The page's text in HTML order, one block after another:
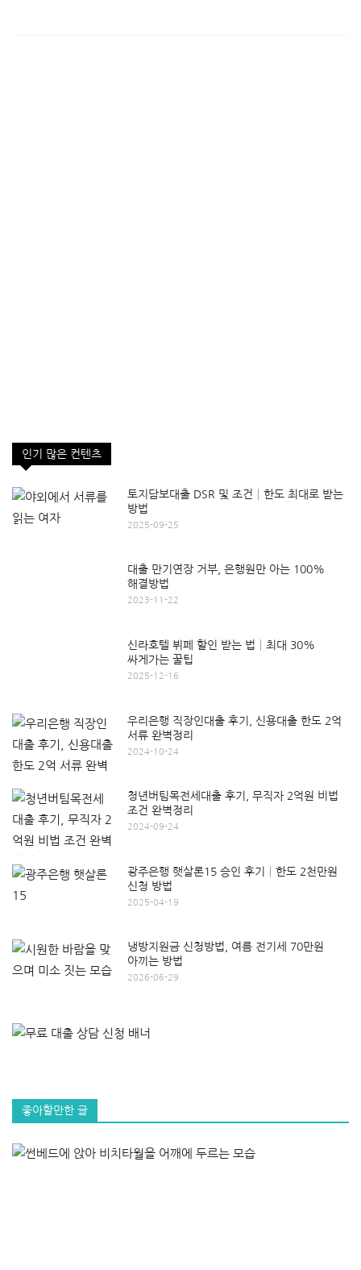
인기 많은 컨텐츠
토지담보대출 DSR 및 조건│한도 최대로 받는
방법
2025-09-25
대출 만기연장 거부, 은행원만 아는 100%
해결방법
2023-11-22
신라호텔 뷔페 할인 받는 법│최대 30%
싸게가는 꿀팁
2025-12-16
우리은행 직장인대출 후기, 신용대출 한도 2억
서류 완벽정리
2024-10-24
청년버팀목전세대출 후기, 무직자 2억원 비법
조건 완벽정리
2024-09-24
광주은행 햇살론15 승인 후기│한도 2천만원
신청 방법
2025-04-19
냉방지원금 신청방법, 여름 전기세 70만원
아끼는 방법
2026-06-29
좋아할만한 글